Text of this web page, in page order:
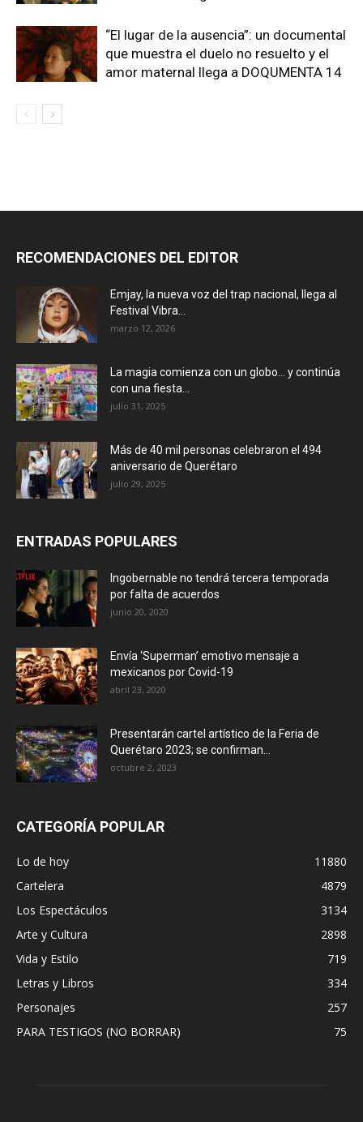
“El lugar de la ausencia”: un documental
que muestra el duelo no resuelto y el
amor maternal llega a DOQUMENTA 14
RECOMENDACIONES DEL EDITOR
Emjay, la nueva voz del trap nacional, llega al
Festival Vibra...
marzo 12, 2026
La magia comienza con un globo… y continúa
con una fiesta...
julio 31, 2025
Más de 40 mil personas celebraron el 494
aniversario de Querétaro
julio 29, 2025
ENTRADAS POPULARES
Ingobernable no tendrá tercera temporada
por falta de acuerdos
junio 20, 2020
Envía ‘Superman’ emotivo mensaje a
mexicanos por Covid-19
abril 23, 2020
Presentarán cartel artístico de la Feria de
Querétaro 2023; se confirman...
octubre 2, 2023
CATEGORÍA POPULAR
Lo de hoy
11880
Cartelera
4879
Los Espectáculos
3134
Arte y Cultura
2898
Vida y Estilo
719
Letras y Libros
334
Personajes
257
PARA TESTIGOS (NO BORRAR)
75